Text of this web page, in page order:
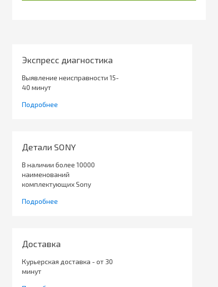
Экспресс диагностика
Выявление неисправности 15-
40 минут
Подробнее
Детали SONY
В наличии более 10000
наименований
комплектующих Sony
Подробнее
Доставка
Курьерская доставка - от 30
минут